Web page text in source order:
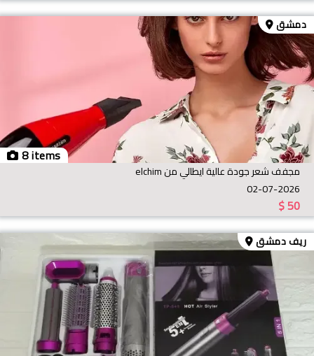
8 items
دمشق
مجفف شعر جودة عالية ايطالي من elchim
02-07-2026
$50
ريف دمشق